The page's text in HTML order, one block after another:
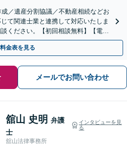
成／遺産分割協議／不動産相続などお
て関連士業と連携して対応いたしま
ください。【初回相談無料】【電話
料金表を見る
メールでお問い合わせ
舘山 史明 弁護
士
インタビューを見
る
舘山法律事務所